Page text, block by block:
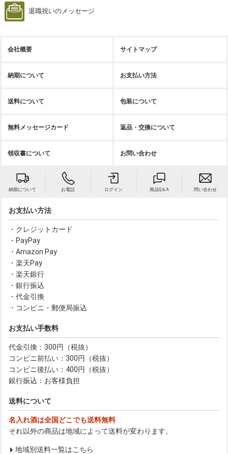
退職祝いのメッセージ
会社概要 サイトマップ
納期について お支払い方法
送料について 包装について
無料メッセージカード 返品・交換について
領収書について お問い合わせ
納期について お電話 ログイン 商品Q＆A 問い合わせ
お支払い方法
・クレジットカード
・PayPay
・Amazon Pay
・楽天Pay
・楽天銀行
・銀行振込
・代金引換
・コンビニ・郵便局振込
お支払い手数料
代金引換：300円（税抜）
コンビニ前払い：300円（税抜）
コンビニ後払い：400円（税抜）
銀行振込：お客様負担
送料について
名入れ酒は全国どこでも送料無料
それ以外の商品は地域によって送料が変わります。
地域別送料一覧はこちら